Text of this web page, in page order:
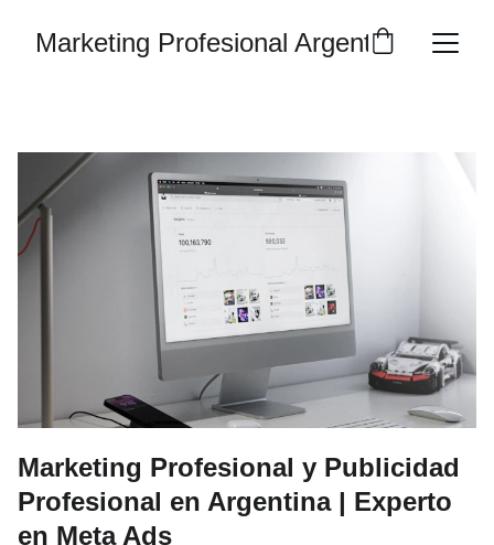
Marketing Profesional Argentina
Marketing Profesional y Publicidad
Profesional en Argentina | Experto
en Meta Ads